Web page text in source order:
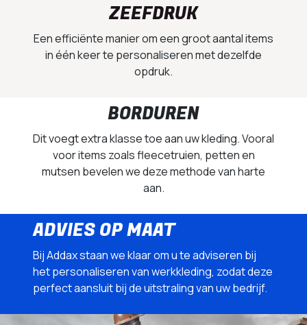
ZEEFDRUK
Een efficiënte manier om een groot aantal items
in één keer te personaliseren met dezelfde
opdruk.
BORDUREN
Dit voegt extra klasse toe aan uw kleding. Vooral
voor items zoals fleecetruien, petten en
mutsen bevelen we deze methode van harte
aan.
ADVIES OP MAAT
Bij Addax staan we klaar om u te adviseren bij
het personaliseren van werkkleding, zodat deze
perfect aansluit bij de uitstraling van uw bedrijf.